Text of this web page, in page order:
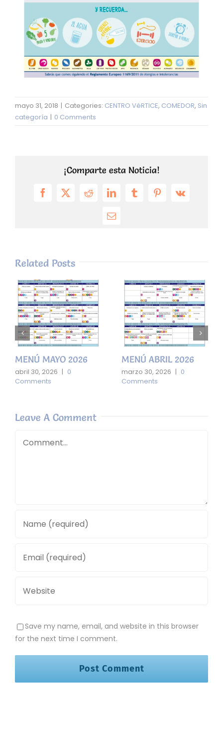
mayo 31, 2018 | Categories: CENTRO VéRTICE, COMEDOR, Sin
categoría | 0 Comments
¡Comparte esta Noticia!
Facebook
X RedditLinkedInTumblrPinterest
Vk
Email
Related Posts
MENÚ MAYO 2026
abril 30, 2026 | 0
Comments
MENÚ ABRIL 2026
marzo 30, 2026 | 0
Comments
Leave A Comment
Save my name, email, and website in this browser
for the next time I comment.